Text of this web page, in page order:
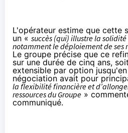
L'opérateur estime que cette
un « succès (qui) illustre la
notamment le déploiement de ses
Le groupe précise que ce
sur une durée de cinq ans,
extensible par option
négociation avait pour
la flexibilité financière et
ressources du Groupe »
communiqué.